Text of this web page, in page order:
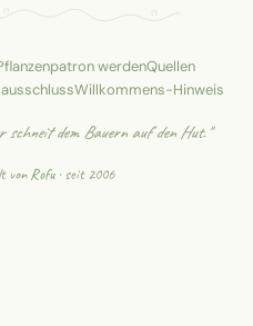
werdenQuellen
Willkommens-Hinweis
dem Bauern auf den Hut."
vonRofu· seit 2006